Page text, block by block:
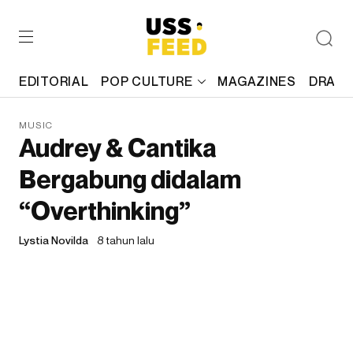
EDITORIAL POP CULTURE MAGAZINES
MUSIC
Audrey & Cantika
Bergabung didalam
“Overthinking”
Lystia Novilda 8 tahun lalu